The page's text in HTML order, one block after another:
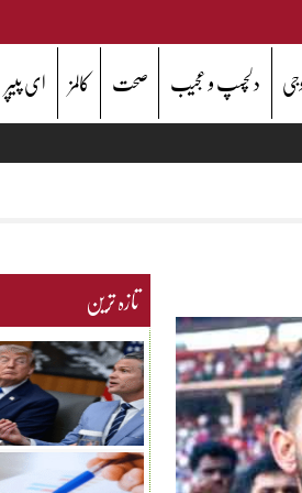
دلچسپ و عجیب صحت کالمز ای پیپر
تازہ ترین